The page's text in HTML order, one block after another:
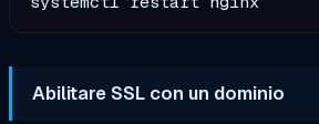
Abilitare SSL con un dominio